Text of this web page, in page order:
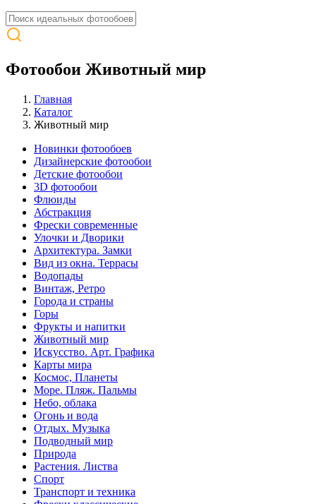
Фотообои Животный мир
Главная
Каталог
Животный мир
Новинки фотообоев
Дизайнерские фотообои
Детские фотообои
3D фотообои
Флюиды
Абстракция
Фрески современные
Улочки и Дворики
Архитектура. Замки
Вид из окна. Террасы
Водопады
Винтаж, Ретро
Города и страны
Горы
Фрукты и напитки
Животный мир
Искусство. Арт. Графика
Карты мира
Космос, Планеты
Море. Пляж. Пальмы
Небо, облака
Огонь и вода
Отдых. Музыка
Подводный мир
Природа
Растения. Листва
Спорт
Транспорт и техника